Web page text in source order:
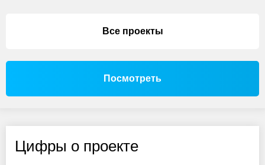
Все проекты
Посмотреть
Цифры о проекте